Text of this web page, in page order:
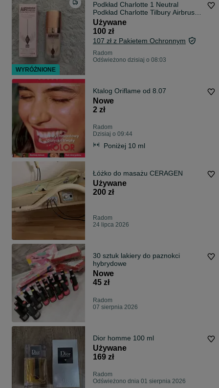
Podkład Charlotte 1 Neutral
Podkład Charlotte Tilbury Airbrush
Flawless Foundation w odcieniu 1
Neutral. Zużycie jedna pompka
Cena: 100zl plus kw
Używane
100 zł
107 zł z Pakietem Ochronnym
Radom
Odświeżono dzisiaj o 08:03
Ktalog Oriflame od 8.07
Nowe
2 zł
Radom
Dzisiaj o 09:44
Poniżej 10 ml
Łóżko do masażu CERAGEN
Używane
200 zł
Radom
24 lipca 2026
30 sztuk lakiery do paznokci
hybrydowe
Nowe
45 zł
Radom
07 sierpnia 2026
Dior homme 100 ml
Używane
169 zł
Radom
Odświeżono dnia 01 sierpnia 2026
WYRÓŻNIONE